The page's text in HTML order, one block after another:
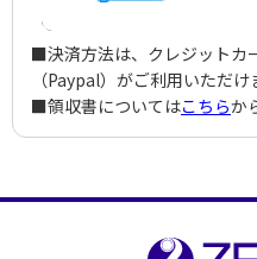
■決済方法は、クレジットカ
（Paypal）がご利用いただけ
■領収書についてはこちらか